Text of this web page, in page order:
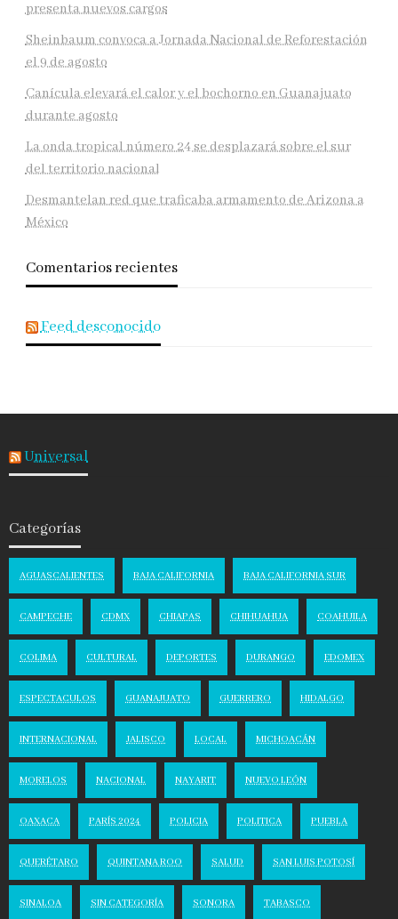
presenta nuevos cargos
Sheinbaum convoca a Jornada Nacional de Reforestación
el 9 de agosto
Canícula elevará el calor y el bochorno en Guanajuato
durante agosto
La onda tropical número 24 se desplazará sobre el sur
del territorio nacional
Desmantelan red que traficaba armamento de Arizona a
México
Comentarios recientes
Feed desconocido
Universal
Categorías
AGUASCALIENTES BAJA CALIFORNIA BAJA CALIFORNIA SUR
CAMPECHE CDMX CHIAPAS CHIHUAHUA COAHUILA
COLIMA CULTURAL DEPORTES DURANGO EDOMEX
ESPECTACULOS GUANAJUATO GUERRERO HIDALGO
INTERNACIONAL JALISCO LOCAL MICHOACÁN
MORELOS NACIONAL NAYARIT NUEVO LEÓN
OAXACA PARÍS 2024 POLICIA POLITICA PUEBLA
QUERÉTARO QUINTANA ROO SALUD SAN LUIS POTOSÍ
SINALOA SIN CATEGORÍA SONORA TABASCO